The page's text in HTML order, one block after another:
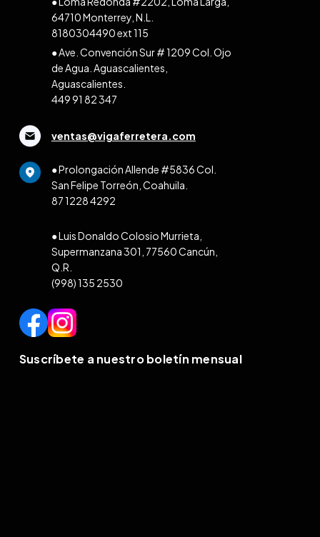
64710 Monterrey, N.L.
8180304490 ext 115
● Ave. Convención Sur # 1209 Col. Ojo
de Agua. Aguascalientes,
Aguascalientes.
449 91 82 347
ventas@vigaferretera.com
● Prolongación Allende #5836 Col.
San Felipe Torreón, Coahuila.
87 1228 4292
● Luis Donaldo Colosio Murrieta,
Supermanzana 301, 77560 Cancún,
Q.R.
(998) 135 2530
Suscríbete a nuestro boletín mensual